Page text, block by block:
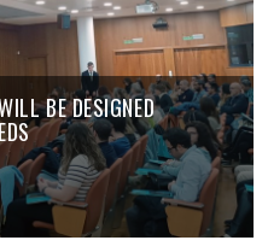
BE DESIGNED